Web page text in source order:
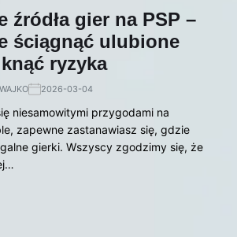
źródła gier na PSP –
ściągnąć ulubione
ryzyka
2026-03-04
niesamowitymi przygodami na
zapewne zastanawiasz się, gdzie
gierki. Wszyscy zgodzimy się, że